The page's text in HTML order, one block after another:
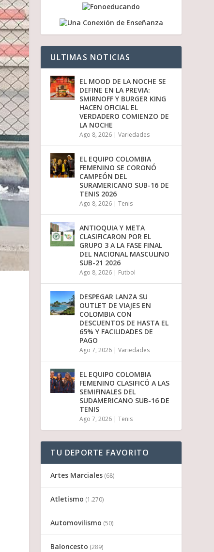
a
p
a
u
m
n
a
r
d
i
m
u
e
l
v
u
e
n
.
ULTIMAS NOTICIAS
EL MOOD DE LA NOCHE SE
DEFINE EN LA PREVIA:
SMIRNOFF Y BURGER KING
HACEN OFICIAL EL
VERDADERO COMIENZO DE
LA NOCHE
Ago 8, 2026 |Variedades
EL EQUIPO COLOMBIA
FEMENINO SE CORONÓ
CAMPEÓN DEL
SURAMERICANO SUB-16 DE
TENIS 2026
Ago 8, 2026 |Tenis
ANTIOQUIA Y META
CLASIFICARON POR EL
GRUPO 3 A LA FASE FINAL
DEL NACIONAL MASCULINO
SUB-21 2026
Ago 8, 2026 | Futbol
DESPEGAR LANZA SU
OUTLET DE VIAJES EN
COLOMBIA CON
DESCUENTOS DE HASTA EL
65% Y FACILIDADES DE
PAGO
Ago 7, 2026 |Variedades
EL EQUIPO COLOMBIA
FEMENINO CLASIFICÓ A LAS
SEMIFINALES DEL
SUDAMERICANO SUB-16 DE
TENIS
Ago 7, 2026 |Tenis
TU DEPORTE FAVORITO
Artes Marciales (68)
Atletismo (1.270)
Automovilismo (50)
Baloncesto (289)